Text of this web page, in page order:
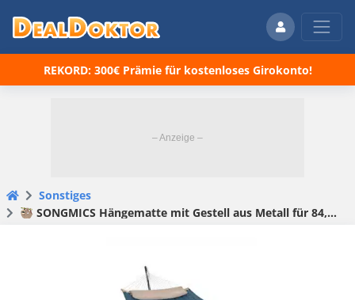
REKORD: 300€ Prämie für kostenloses Girokonto!
Sonstiges
🦥 SONGMICS Hängematte mit Gestell aus Metall für 84,99€ (statt 126€)